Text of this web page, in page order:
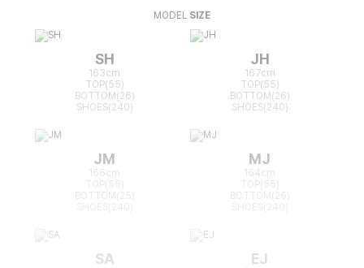
MODEL SIZE
SH
163cm
TOP(55)
BOTTOM(26)
SHOES(240)
JH
167cm
TOP(55)
BOTTOM(26)
SHOES(240)
JM
166cm
TOP(55)
BOTTOM(25)
MJ
164cm
TOP(55)
BOTTOM(26)
SA EJ